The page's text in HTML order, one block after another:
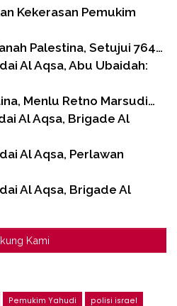
Kekerasan Pemukim
Palestina, Setujui 764…
Al Aqsa, Abu Ubaidah:
Menlu Retno Marsudi…
Al Aqsa, Brigade Al
Al Aqsa, Perlawan
Al Aqsa, Brigade Al
Kami
Pemukim Yahudi
polisi israel